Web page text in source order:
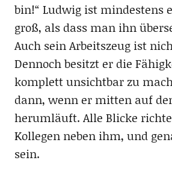
bin!“ Ludwig ist mindestens
groß, als dass man ihn
Auch sein Arbeitszeug ist
Dennoch besitzt er die
komplett unsichtbar zu
dann, wenn er mitten auf
herumläuft. Alle Blicke
Kollegen neben ihm, und
sein.